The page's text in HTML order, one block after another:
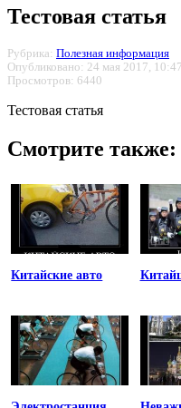
Тестовая статья
Рубрика: Полезная информация
Опубликовано: 24 мая 2017, 10:47
Просмотров: 6440
Тестовая статья
Смотрите также:
Китайские авто